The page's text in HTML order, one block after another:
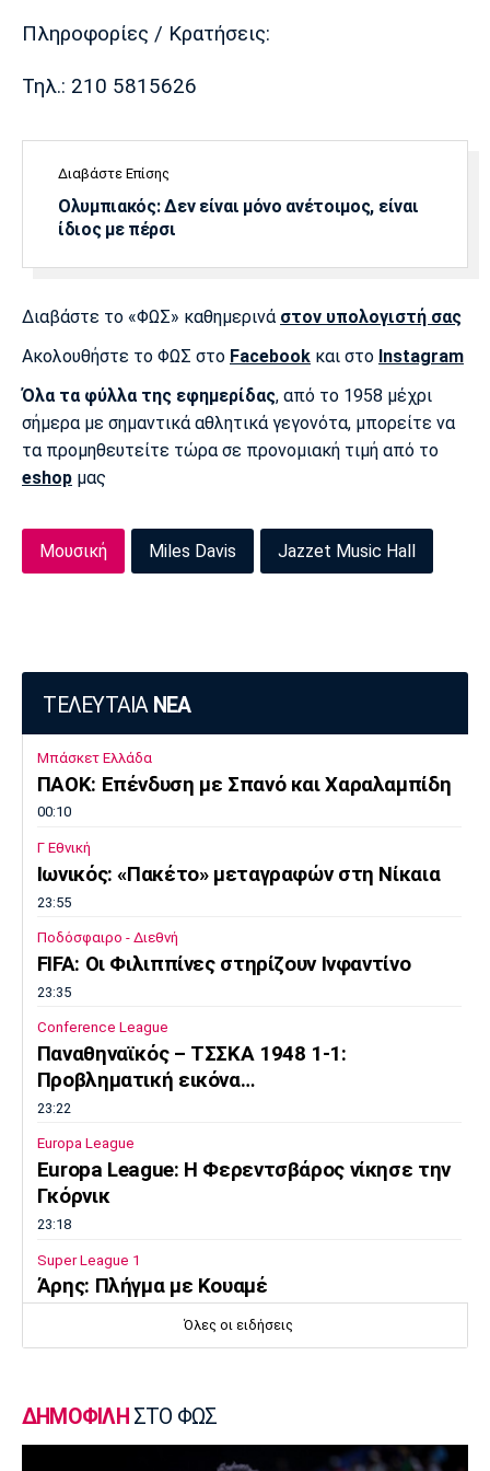
Πληροφορίες / Κρατήσεις:
Τηλ.: 210 5815626
Διαβάστε Επίσης
Ολυμπιακός: Δεν είναι μόνο ανέτοιμος, είναι
ίδιος με πέρσι
Διαβάστε το «ΦΩΣ» καθημερινά στον υπολογιστή σας
Ακολουθήστε το ΦΩΣ στο Facebook και στο Instagram
Όλα τα φύλλα της εφημερίδας, από το 1958 μέχρι
σήμερα με σημαντικά αθλητικά γεγονότα, μπορείτε να
τα προμηθευτείτε τώρα σε προνομιακή τιμή από το
eshop μας
Μουσική Miles Davis Jazzet Music Hall
ΤΕΛΕΥΤΑΙΑ ΝΕΑ
Μπάσκετ Ελλάδα
ΠΑΟΚ: Επένδυση με Σπανό και Χαραλαμπίδη
00:10
Γ Εθνική
Ιωνικός: «Πακέτο» μεταγραφών στη Νίκαια
23:55
Ποδόσφαιρο - Διεθνή
FIFA: Οι Φιλιππίνες στηρίζουν Ινφαντίνο
23:35
Conference League
Παναθηναϊκός – ΤΣΣΚΑ 1948 1-1:
Προβληματική εικόνα…
23:22
Europa League
Europa League: Η Φερεντσβάρος νίκησε την
Γκόρνικ
23:18
Super League 1
Άρης: Πλήγμα με Κουαμέ
Champions League
Φενέρμπαχτσε
Όλες οι ειδήσεις
ΔΗΜΟΦΙΛΗ ΣΤΟ ΦΩΣ